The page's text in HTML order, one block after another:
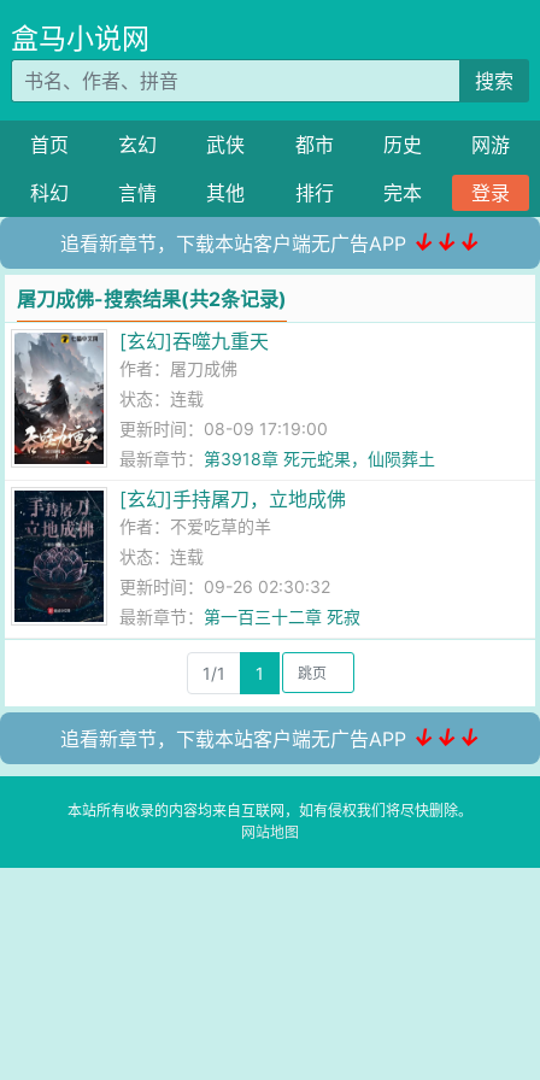
盒马小说网
搜索
首页 玄幻 武侠 都市 历史
网游
科幻
言情 其他 排行 完本 登录
追看新章节，下载本站客户端无广告APP ↓↓↓
屠刀成佛-搜索结果(共2条记录)
[玄幻]吞噬九重天
作者： 屠刀成佛
状态：连载
更新时间：08-09 17:19:00
最新章节：第3918章 死元蛇果，仙陨葬土
[玄幻]手持屠刀，立地成佛
作者： 不爱吃草的羊
状态：连载
更新时间：09-26 02:30:32
最新章节：第一百三十二章 死寂
1/1 1
追看新章节，下载本站客户端无广告APP ↓↓↓
本站所有收录的内容均来自互联网，如有侵权我们将尽快删除。
网站地图